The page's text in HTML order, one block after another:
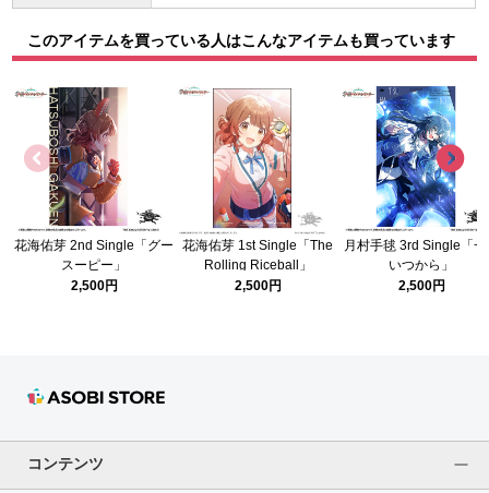
このアイテムを買っている人はこんなアイテムも買っています
花海佑芽 2nd Single「グー
スーピー」
2,500円
花海佑芽 1st Single「The
Rolling Riceball」
2,500円
月村手毬 3rd Single「一
いつから」
2,500円
コンテンツ